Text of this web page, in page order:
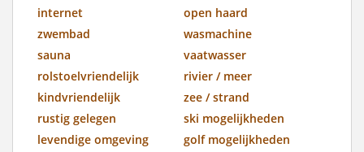
internet
open haard
zwembad
wasmachine
sauna
vaatwasser
rolstoelvriendelijk
rivier / meer
kindvriendelijk
zee / strand
rustig gelegen
ski mogelijkheden
levendige omgeving
golf mogelijkheden